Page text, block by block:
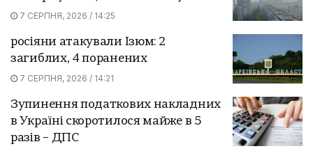
7 СЕРПНЯ, 2026 / 14:25
росіяни атакували Ізюм: 2
загиблих, 4 поранених
7 СЕРПНЯ, 2026 / 14:21
Зупинення податкових накладних
в Україні скоротилося майже в 5
разів – ДПС